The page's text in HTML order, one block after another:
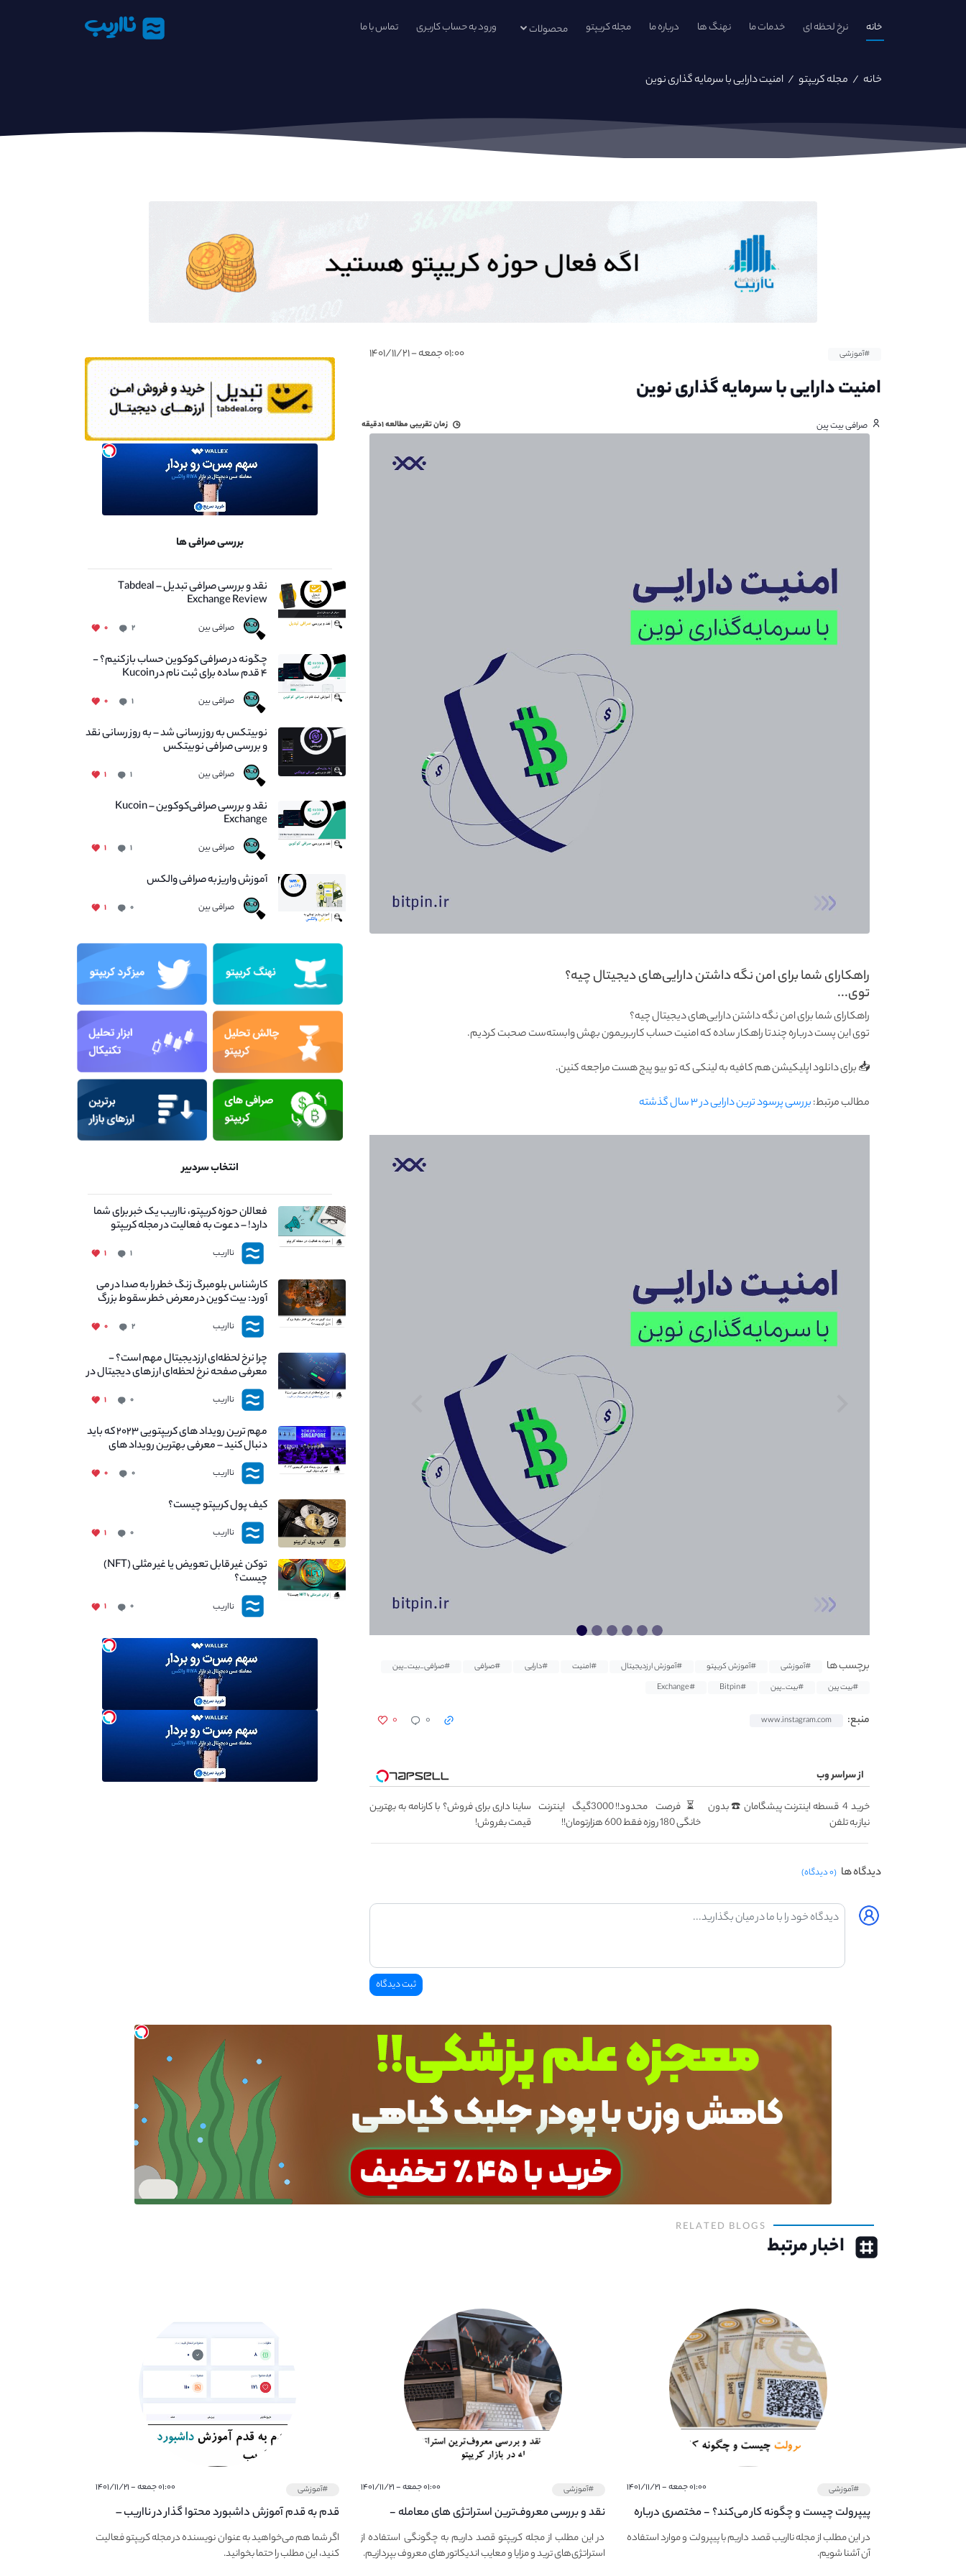
خانه نرخ لحظه ای خدمات ما نهنگ ها درباره ما مجله کریپتو محصولات ورود به حساب کاربری تماس با ما نااریب
خانه / مجله کریپتو / امنیت دارایی با سرمایه گذاری نوین
#آموزشی ۰۱:۰۰ جمعه - ۱۴۰۱/۱۱/۲۱
امنیت دارایی با سرمایه گذاری نوین
صرافی بیت پین زمان تقریبی مطالعه۱دقیقه
راهکارای شما برای امن نگه داشتن دارایی‌های دیجیتال چیه؟
توی...
راهکارای شما برای امن نگه داشتن دارایی‌های دیجیتال چیه؟
توی این پست درباره چندتا راهکار ساده که امنیت حساب کاربریمون بهش وابسته‌ست صحبت کردیم.
📥 برای دانلود اپلیکیشن هم کافیه به لینکی که تو بیو پیج هست مراجعه کنین.
مطالب مرتبط:بررسی پرسود ترین دارایی در ۳ سال گذشته
برچسب ها #آموزشی #آموزش کریپتو #آموزش ارزدیجیتال #امنیت #دارایی #صرافی
#صرافی_بیت_پین
#بیت پین
#بیت_پین #Bitpin
#Exchange
منبع: www.instagram.com ۰ ۰
از سراسر وب
خرید 4 قسطه اینترنت پیشگامان ☎️ بدون
نیاز به تلفن
⏳فرصت محدود!! 3000گیگ اینترنت
خانگی 180 روزه فقط 600 هزارتومان!!
ساینا داری برای فروش؟ با کارنامه به بهترین
قیمت بفروش!
دیدگاه ها (۰ دیدگاه)
بررسی صرافی ها
نقد و بررسی صرافی تبدیل – Tabdeal
Exchange Review
صرافی بین ۲ ۰
چگونه در صرافی کوکوین حساب باز کنیم؟ -
۴ قدم ساده برای ثبت نام در Kucoin
صرافی بین ۱ ۰
نوبیتکس به روزرسانی شد – به روز رسانی نقد
و بررسی صرافی نوبیتکس
صرافی بین ۱ ۱
نقد و بررسی صرافی‌کوکوین – Kucoin
Exchange
صرافی بین ۱ ۱
آموزش واریز به صرافی والکس
صرافی بین ۰ ۱
انتخاب سردبیر
فعالان حوزه کریپتو، نااریب یک خبر برای شما
دارد! – دعوت به فعالیت در مجله کریپتو
نااریب ۱ ۱
کارشناس بلومبرگ زنگ خطر را به صدا در می
آورد: بیت کوین در معرض خطر سقوط بزرگ
است - دلیل آن چیست؟
نااریب ۲ ۰
چرا نرخ لحظه‌ای ارزدیجیتال مهم است؟ -
معرفی صفحه نرخ لحظه‌ای ارز های دیجیتال در
نااریب
نااریب ۰ ۱
مهم ترین رویداد های کریپتویی ۲۰۲۳ که باید
دنبال کنید – معرفی بهترین رویداد های
جهانی
نااریب ۰ ۰
کیف پول کریپتو چیست؟
نااریب ۰ ۱
توکن غیر قابل تعویض یا غیر مثلی (NFT)
چیست؟
نااریب ۰ ۱
RELATED BLOGS
اخبار مرتبط
#آموزشی ۰۱:۰۰ جمعه - ۱۴۰۱/۱۱/۲۱
پیپر‌ولت چیست و چگونه کار می‌کند؟ - مختصری درباره
PaperWallet
در این مطلب از مجله نااریب قصد داریم با پیپر‌ولت و موارد استفاده
آن آشنا شویم.
#آموزشی ۰۱:۰۰ جمعه - ۱۴۰۱/۱۱/۲۱
نقد و بررسی معروف‌ترین استراتژی های معامله -
معرفی استراتژی های مهم ترید در بازار کریپتو
در این مطلب از مجله کریپتو قصد داریم به چگونگی استفاده از
استراتژی‌های ترید و مزایا و معایب اندیکاتور های معروف بپردازیم.
#آموزشی ۰۱:۰۰ جمعه - ۱۴۰۱/۱۱/۲۱
قدم به قدم آموزش داشبورد محتوا گذار در نااریب –
چجوری در نااریب محتوا بگذاریم؟
اگر شما هم می‌خواهید به عنوان نویسنده در مجله کریپتو فعالیت
کنید، این مطلب را حتما بخوانید.